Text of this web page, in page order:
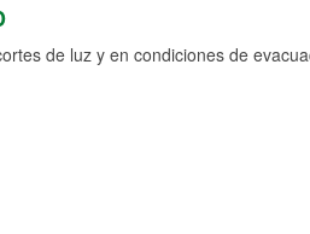
de luz y en condiciones de